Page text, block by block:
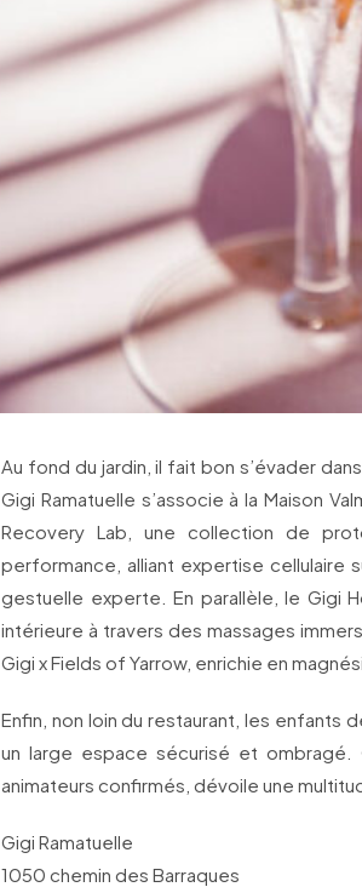
Au fond du jardin, il fait bon s’évader
Gigi Ramatuelle s’associe à la Maison
Recovery Lab, une collection de
performance, alliant expertise
gestuelle experte. En parallèle, le Gigi
intérieure à travers des massages
Gigi x Fields of Yarrow, enrichie en
Enfin, non loin du restaurant, les enfants
un large espace sécurisé et
animateurs confirmés, dévoile une
Gigi Ramatuelle
1050 chemin des Barraques